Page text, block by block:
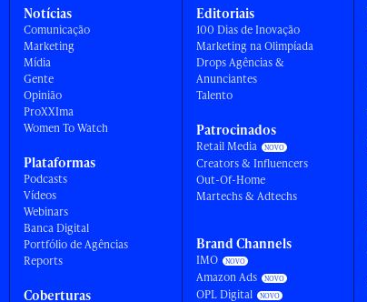
Notícias
Comunicação
Marketing
Mídia
Gente
Opinião
ProXXIma
Women To Watch
Plataformas
Podcasts
Vídeos
Webinars
Banca Digital
Portfólio de Agências
Reports
Coberturas
Editoriais
100 Dias de Inovação
Marketing na Olimpíada
Drops Agências &
Anunciantes
Talento
Patrocinados
Retail Media
Creators & Influencers
Out-Of-Home
Martechs & Adtechs
Brand Channels
IMO
Amazon Ads
OPL Digital